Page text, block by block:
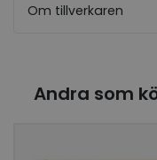
Om tillverkaren
Andra som